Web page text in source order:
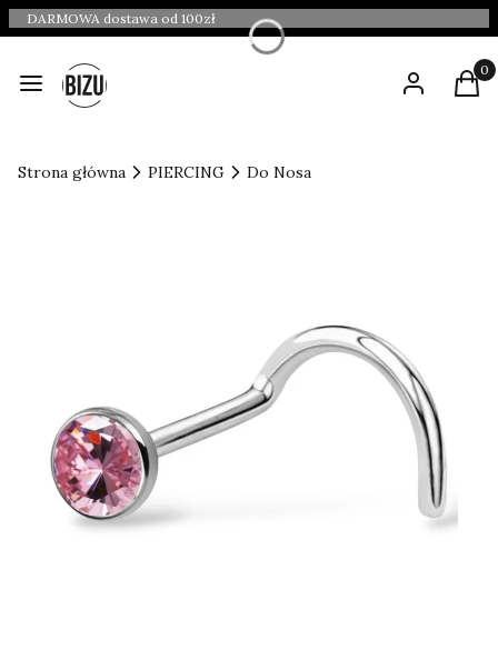
DARMOWA dostawa od 100zł
Menu Zaloguj się
Strona główna PIERCING Do Nosa